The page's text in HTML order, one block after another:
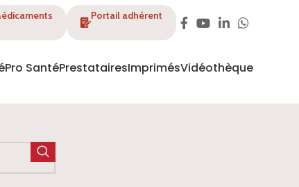
Portail adhérent
Pro SantéPrestatairesImprimésVidéothèque